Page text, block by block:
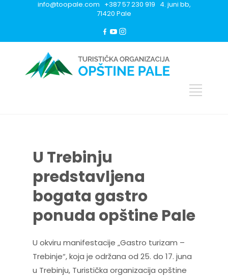
info@toopale.com +387 57 230 919 4. juni bb,
71420 Pale
U Trebinju
predstavljena
bogata gastro
ponuda opštine Pale
U okviru manifestacije „Gastro turizam –
Trebinje“, koja je održana od 25. do 17. juna
u Trebinju, Turistička organizacija opštine